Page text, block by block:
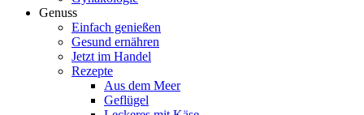
Genuss
Einfach genießen
Gesund ernähren
Jetzt im Handel
Rezepte
Aus dem Meer
Geflügel